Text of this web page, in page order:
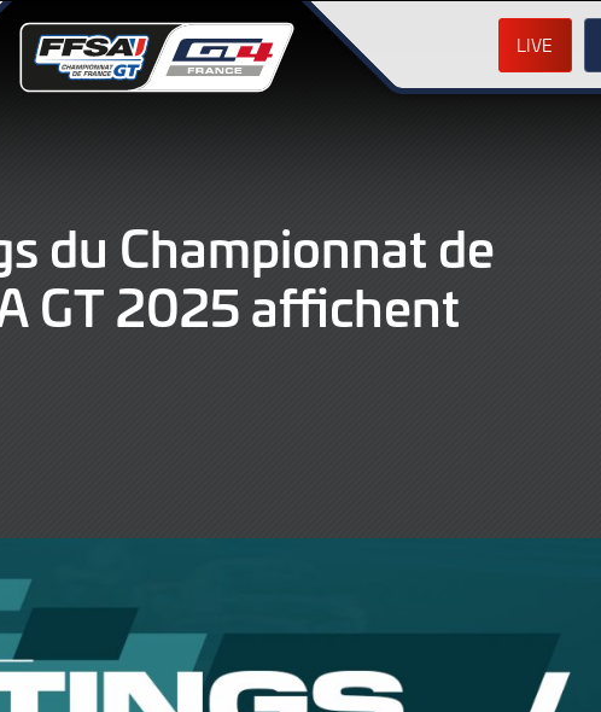
LIVE
du Championnat de
GT 2025 affichent